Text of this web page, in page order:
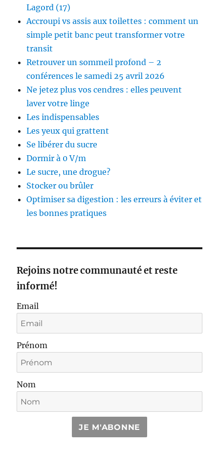
Lagord (17)
Accroupi vs assis aux toilettes : comment un
simple petit banc peut transformer votre
transit
Retrouver un sommeil profond – 2
conférences le samedi 25 avril 2026
Ne jetez plus vos cendres : elles peuvent
laver votre linge
Les indispensables
Les yeux qui grattent
Se libérer du sucre
Dormir à 0 V/m
Le sucre, une drogue?
Stocker ou brûler
Optimiser sa digestion : les erreurs à éviter et
les bonnes pratiques
Rejoins notre communauté et reste
informé!
Email
Prénom
Nom
JE M'ABONNE